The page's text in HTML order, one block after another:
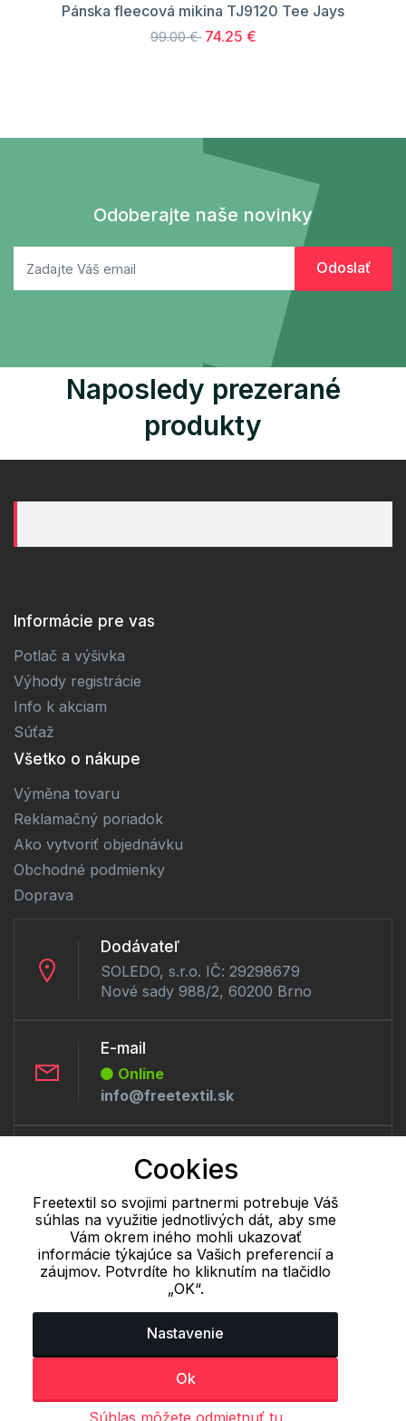
Pánska fleecová mikina TJ9120 Tee Jays
99.00 € 74.25 €
Odoberajte naše novinky
Naposledy prezerané
produkty
Informácie pre vas
Potlač a výšivka
Výhody registrácie
Info k akciam
Súťaž
Všetko o nákupe
Výměna tovaru
Reklamačný poriadok
Ako vytvoriť objednávku
Obchodné podmienky
Doprava
Dodávateľ
SOLEDO, s.r.o. IČ: 29298679
Nové sady 988/2, 60200 Brno
E-mail
Online
info@freetextil.sk
Offline
+421 277 270 056
Cookie - podrobné nastavenie| Ďalšie informácie|Spracovanie
osobných údajov
Cookies
Freetextil so svojimi partnermi potrebuje Váš
súhlas na využitie jednotlivých dát, aby sme
Vám okrem iného mohli ukazovať
informácie týkajúce sa Vašich preferencií a
záujmov. Potvrdíte ho kliknutím na tlačidlo
„OK“.
Nastavenie
Ok
Súhlas môžete odmietnuť tu